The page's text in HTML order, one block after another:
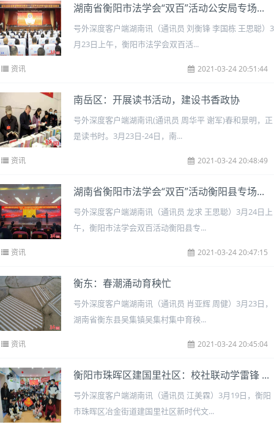
湖南省衡阳市法学会“双百”活动公安局专场...
号外深度客户端湖南讯（通讯员 刘衡锋 李国栋 王思聪）3
月23日上午，衡阳市法学会双百活...
资讯 2021-03-24 20:51:44
南岳区：开展读书活动，建设书香政协
号外深度客户端湖南讯(通讯员 周华平 谢军)春和景明，正
是读书时。3月23日-24日，南...
资讯 2021-03-24 20:48:49
湖南省衡阳市法学会“双百”活动衡阳县专场...
号外深度客户端湖南讯（通讯员 龙求 王思聪）3月24日上
午，衡阳市法学会双百活动衡阳县专...
资讯 2021-03-24 20:47:15
衡东：春潮涌动育秧忙
号外深度客户端湖南讯（通讯员 肖亚辉 周健）3月23日，
湖南省衡东县吴集镇吴集村集中育秧...
资讯 2021-03-24 20:45:04
衡阳市珠晖区建国里社区：校社联动学雷锋 ...
号外深度客户端湖南讯（通讯员 江美霖）3月19日，衡阳
市珠晖区冶金街道建国里社区新时代文...